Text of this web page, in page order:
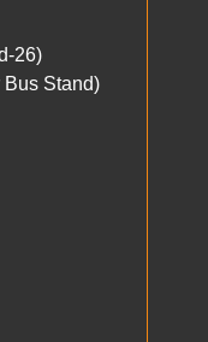
26)
Bus Stand)